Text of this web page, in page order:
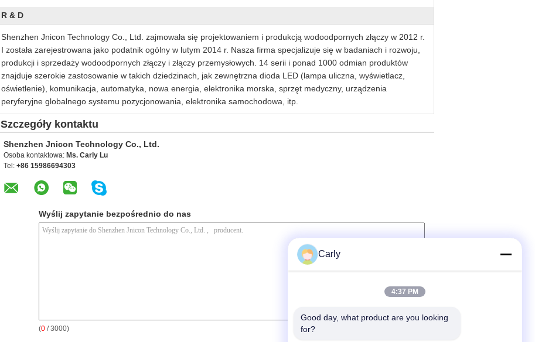
R & D
Shenzhen Jnicon Technology Co., Ltd. zajmowała się projektowaniem i produkcją wodoodpornych złączy w 2012 r.
I została zarejestrowana jako podatnik ogólny w lutym 2014 r. Nasza firma specjalizuje się w badaniach i rozwoju,
produkcji i sprzedaży wodoodpornych złączy i złączy przemysłowych. 14 serii i ponad 1000 odmian produktów
znajduje szerokie zastosowanie w takich dziedzinach, jak zewnętrzna dioda LED (lampa uliczna, wyświetlacz,
oświetlenie), komunikacja, automatyka, nowa energia, elektronika morska, sprzęt medyczny, urządzenia
peryferyjne globalnego systemu pozycjonowania, elektronika samochodowa, itp.
Szczegóły kontaktu
Shenzhen Jnicon Technology Co., Ltd.
Osoba kontaktowa: Ms. Carly Lu
Tel: +86 15986694303
Wyślij zapytanie bezpośrednio do nas
(0 / 3000)
Carly
4:37 PM
Good day, what product are you looking
for?